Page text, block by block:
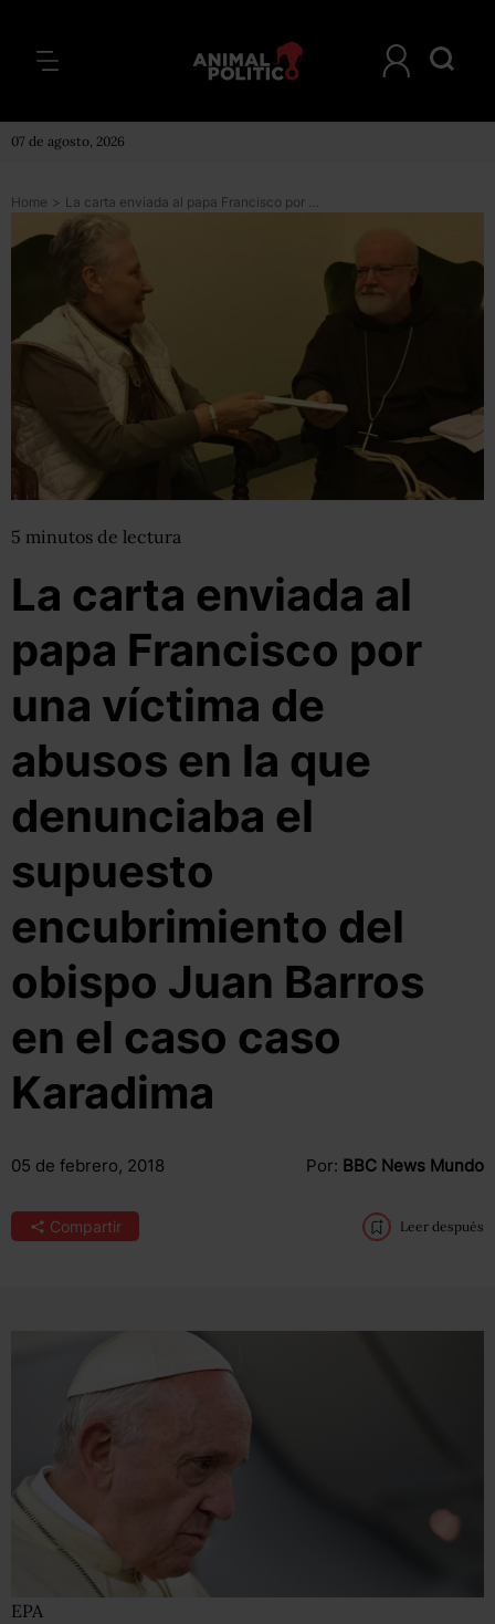
07 de agosto, 2026
Home > La carta enviada al papa Francisco por una víctima de abusos en la que denunciaba el supuesto encubrimiento del obispo Juan Barros en el caso caso Karadima
5 minutos de lectura
La carta enviada al
papa Francisco por
una víctima de
abusos en la que
denunciaba el
supuesto
encubrimiento del
obispo Juan Barros
en el caso caso
Karadima
05 de febrero, 2018 Por: BBC News Mundo
Compartir Leer después
EPA